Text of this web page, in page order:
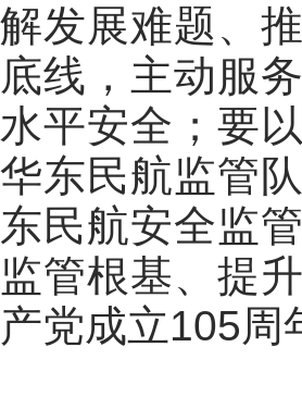
解发展难题、
底线，主动服
水平安全；要
华东民航监管
东民航安全监
监管根基、提
产党成立105周